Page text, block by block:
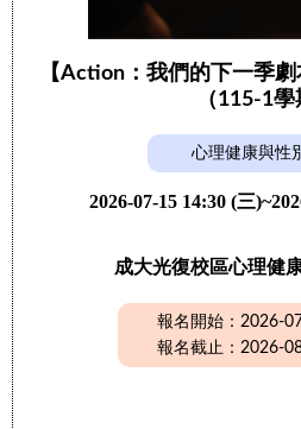
【Action：我們的下一季
（115-1學
心理健康與性
2026-07-15 14:30 (三
成大光復校區心理健
報名開始：2026-
報名截止：2026-